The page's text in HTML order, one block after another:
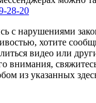
28-20
с нарушениями
хотите
видео или
внимания,
из указанных